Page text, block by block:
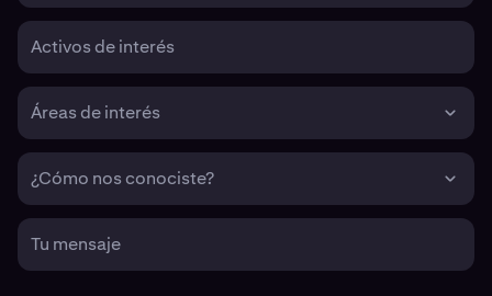
Activos de interés
Áreas de interés
¿Cómo nos conociste?
Tu mensaje